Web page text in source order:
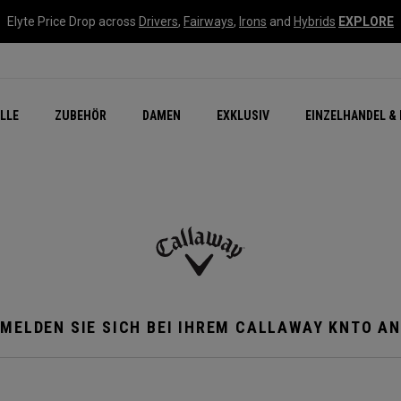
Elyte Price Drop across Drivers, Fairways, Irons and Hybrids EXPLORE
ZUBEHÖR DAMEN EXKLUSIV EINZELHANDEL
Neu – Quantum
Neu Chrome Tour
Zubehör
NEW Golf Bags
New - REVA Complete
Online Selector Tools
MELDEN SIE SICH BEI IHREM CALLAWAY KNTO AN